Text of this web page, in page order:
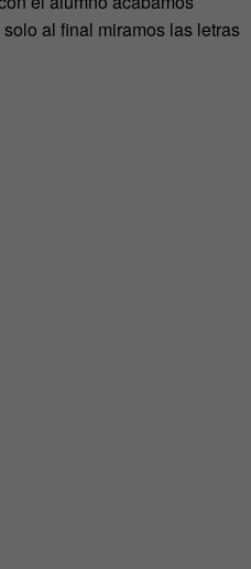
al final miramos las letras